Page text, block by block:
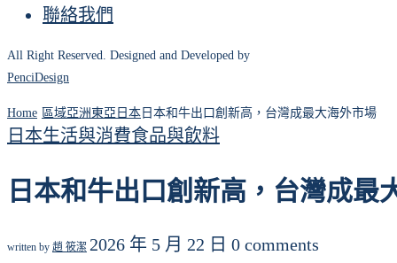
聯絡我們
All Right Reserved. Designed and Developed by
PenciDesign
Home 區域亞洲 東亞 日本 日本和牛出口創新高，台灣成最大海外市場
日本生活與消費食品與飲料
日本和牛出口創新高，台灣成最
written by 趙 筱潔 2026 年 5 月 22 日 0 comments